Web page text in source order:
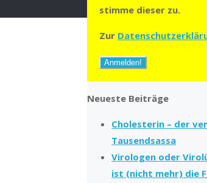
stimme dieser zu.
Zur
Neueste Beiträge
Cholesterin – der
Tausendsassa
Virologen oder
ist (nicht mehr) die